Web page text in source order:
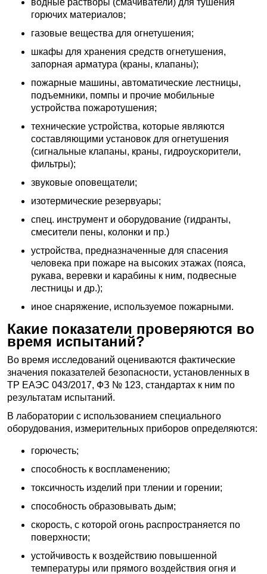
водные растворы (смачиватели) для тушения
горючих материалов;
газовые вещества для огнетушения;
шкафы для хранения средств огнетушения,
запорная арматура (краны, клапаны);
пожарные машины, автоматические лестницы,
подъемники, помпы и прочие мобильные
устройства пожаротушения;
технические устройства, которые являются
составляющими установок для огнетушения
(сигнальные клапаны, краны, гидроускорители,
фильтры);
звуковые оповещатели;
изотермические резервуары;
спец. инструмент и оборудование (гидранты,
смесители пены, колонки и пр.)
устройства, предназначенные для спасения
человека при пожаре на высоких этажах (пояса,
рукава, веревки и карабины к ним, подвесные
лестницы и др.);
иное снаряжение, используемое пожарными.
Какие показатели проверяются во
время испытаний?
Во время исследований оцениваются фактические
значения показателей безопасности, установленных в
ТР ЕАЭС 043/2017, ФЗ № 123, стандартах к ним по
результатам испытаний.
В лаборатории с использованием специального
оборудования, измерительных приборов определяются:
горючесть;
способность к воспламенению;
токсичность изделий при тлении и горении;
способность образовывать дым;
скорость, с которой огонь распространяется по
поверхности;
устойчивость к воздействию повышенной
температуры или прямого воздействия огня и